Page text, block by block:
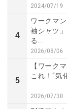
2024/07/19
4
ワークマ
袖シャツ
る...
2026/08/06
5
【ワーク
これ！“気
2026/07/30